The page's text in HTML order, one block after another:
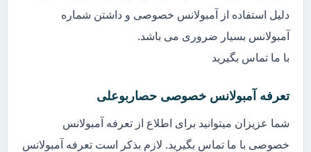
دلیل استفاده از آمبولانس خصوصی و داشتن شماره
آمبولانس بسیار ضروری می باشد.
با ما تماس بگیرید
تعرفه آمبولانس خصوصی حصاربوعلی
شما عزیزان میتوانید برای اطلاع از تعرفه آمبولانس
خصوصی با ما تماس بگیرید. لازم بذکر است تعرفه آمبولانس